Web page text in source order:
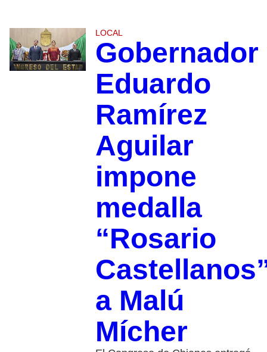
LOCAL
Gobernador
Eduardo
Ramírez
Aguilar
impone
medalla
“Rosario
a Malú
Mícher